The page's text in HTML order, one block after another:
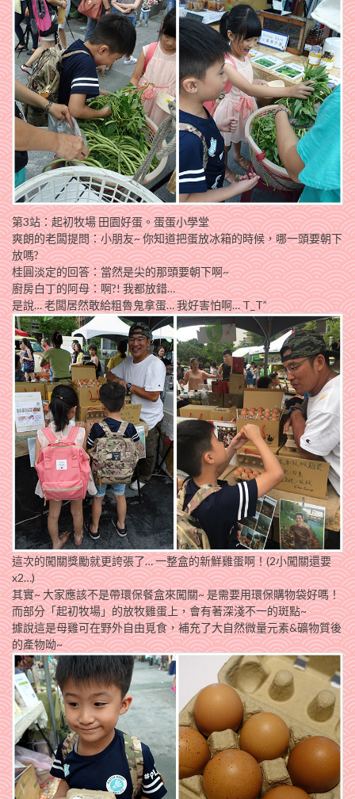
第3站：起初牧場 田園好蛋。蛋蛋小學堂
爽朗的老闆提問：小朋友~ 你知道把蛋放冰箱的時候，哪一頭要朝下
放嗎?
桂圓淡定的回答：當然是尖的那頭要朝下啊~
廚房白丁的阿母：啊?! 我都放錯…
是說… 老闆居然敢給粗魯鬼拿蛋… 我好害怕啊… T_T”
這次的闖關獎勵就更誇張了… 一整盒的新鮮雞蛋啊！(2小闖關還要
x2…)
其實~ 大家應該不是帶環保餐盒來闖關~ 是需要用環保購物袋好嗎！
而部分「起初牧場」的放牧雞蛋上，會有著深淺不一的斑點~
據說這是母雞可在野外自由覓食，補充了大自然微量元素&礦物質後
的產物呦~